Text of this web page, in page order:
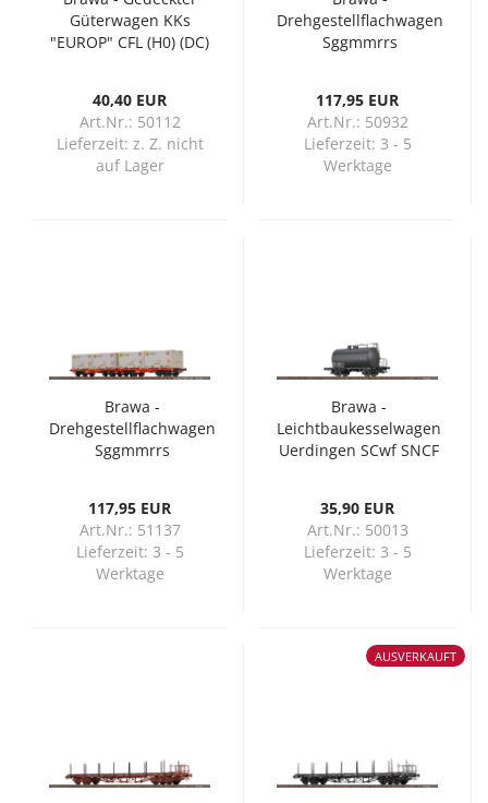
Güterwagen KKs
"EUROP" CFL (H0) (DC)
40,40 EUR
Art.Nr.: 50112
Lieferzeit: z. Z. nicht
auf Lager
Drehgestellflachwagen
Sggmmrrs
117,95 EUR
Art.Nr.: 50932
Lieferzeit: 3 - 5
Werktage
Brawa -
Drehgestellflachwagen
Sggmmrrs
117,95 EUR
Art.Nr.: 51137
Lieferzeit: 3 - 5
Werktage
Brawa -
Leichtbaukesselwagen
Uerdingen SCwf SNCF
35,90 EUR
Art.Nr.: 50013
Lieferzeit: 3 - 5
Werktage
AUSVERKAUFT